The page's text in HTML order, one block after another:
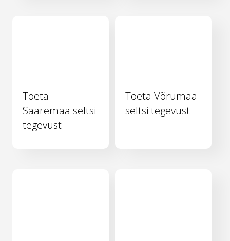
Toeta
Saaremaa seltsi
tegevust
Toeta Võrumaa
seltsi tegevust